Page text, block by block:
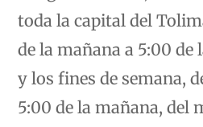
toda la capital del
de la mañana a 5:00
y los fines de semana,
5:00 de la mañana, del